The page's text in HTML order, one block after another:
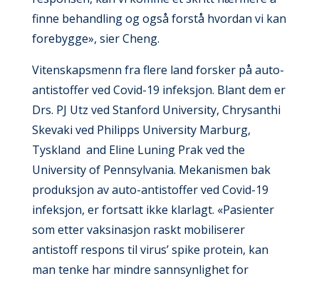
finne behandling og også forstå hvordan vi kan
forebygge», sier Cheng.
Vitenskapsmenn fra flere land forsker på auto-
antistoffer ved Covid-19 infeksjon. Blant dem er
Drs. PJ Utz ved Stanford University, Chrysanthi
Skevaki ved Philipps University Marburg,
Tyskland and Eline Luning Prak ved the
University of Pennsylvania. Mekanismen bak
produksjon av auto-antistoffer ved Covid-19
infeksjon, er fortsatt ikke klarlagt. «Pasienter
som etter vaksinasjon raskt mobiliserer
antistoff respons til virus’ spike protein, kan
man tenke har mindre sannsynlighet for